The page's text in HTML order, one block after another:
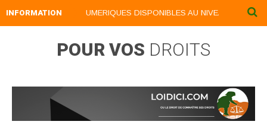
INFORMATION
NOS LIVRES NUMERIQUES DISPONIBLES AU NIVEAU DU
POUR VOS DROITS